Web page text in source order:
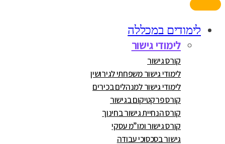
לימודים במכללה
לימודי גישור
קורס גישור
לימודי גישור משפחתי לגירושין
לימודי גישור למנהלים בכירים
קורס פרקטיקום בגישור
קורס הנחיית גישור בחינוך
קורס גישור ומו”מ עסקי
גישור בסכסוכי עבודה